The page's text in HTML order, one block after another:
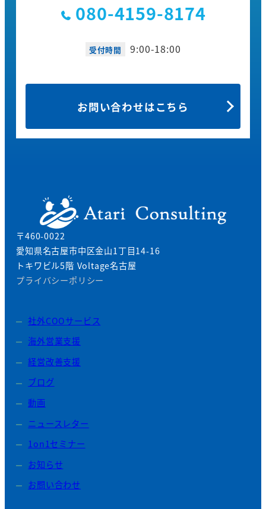
080-4159-8174
受付時間 9:00-18:00
お問い合わせはこちら
〒460-0022
愛知県名古屋市中区金山1丁目14-16
トキワビル5階 Voltage名古屋
プライバシーポリシー
社外COOサービス
海外営業支援
経営改善支援
ブログ
動画
ニュースレター
1on1セミナー
お知らせ
お問い合わせ